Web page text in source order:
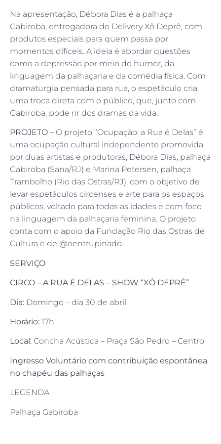
Na apresentação, Débora Dias é a palhaça
Gabiroba, entregadora do Delivery Xô Deprê, com
produtos especiais para quem passa por
momentos difíceis. A ideia é abordar questões
como a depressão por meio do humor, da
linguagem da palhaçaria e da comédia física. Com
dramaturgia pensada para rua, o espetáculo cria
uma troca direta com o público, que, junto com
Gabiroba, pode rir dos dramas da vida.
PROJETO – O projeto “Ocupação: a Rua é Delas” é
uma ocupação cultural independente promovida
por duas artistas e produtoras, Débora Dias, palhaça
Gabiroba (Sana/RJ) e Marina Petersen, palhaça
Trambolho (Rio das Ostras/RJ), com o objetivo de
levar espetáculos circenses e arte para os espaços
públicos, voltado para todas as idades e com foco
na linguagem da palhaçaria feminina. O projeto
conta com o apoio da Fundação Rio das Ostras de
Cultura e de @oentrupinado.
SERVIÇO
CIRCO – A RUA É DELAS – SHOW “XÔ DEPRÊ”
Dia: Domingo – dia 30 de abril
Horário: 17h
Local: Concha Acústica – Praça São Pedro – Centro
Ingresso Voluntário com contribuição espontânea
no chapéu das palhaças
LEGENDA
Palhaça Gabiroba